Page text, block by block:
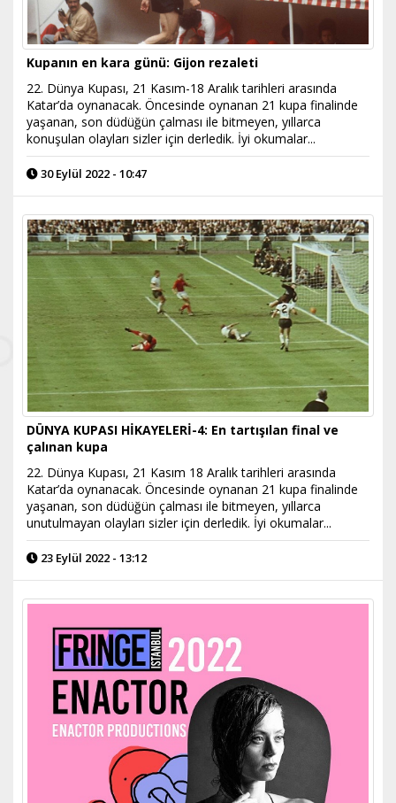
Kupanın en kara günü: Gijon rezaleti
22. Dünya Kupası, 21 Kasım-18 Aralık tarihleri arasında
Katar’da oynanacak. Öncesinde oynanan 21 kupa finalinde
yaşanan, son düdüğün çalması ile bitmeyen, yıllarca
konuşulan olayları sizler için derledik. İyi okumalar...
30 Eylül 2022 - 10:47
DÜNYA KUPASI HİKAYELERİ-4: En tartışılan final ve
çalınan kupa
22. Dünya Kupası, 21 Kasım 18 Aralık tarihleri arasında
Katar’da oynanacak. Öncesinde oynanan 21 kupa finalinde
yaşanan, son düdüğün çalması ile bitmeyen, yıllarca
unutulmayan olayları sizler için derledik. İyi okumalar...
23 Eylül 2022 - 13:12